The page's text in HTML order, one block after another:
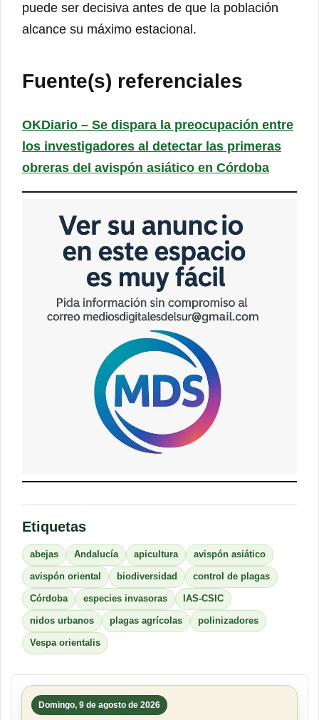
puede ser decisiva antes de que la población
alcance su máximo estacional.
Fuente(s) referenciales
OKDiario – Se dispara la preocupación entre
los investigadores al detectar las primeras
obreras del avispón asiático en Córdoba
Etiquetas
abejas Andalucía apicultura avispón asiático
avispón oriental biodiversidad control de plagas
Córdoba especies invasoras IAS-CSIC
nidos urbanos plagas agrícolas polinizadores
Vespa orientalis
Domingo, 9 de agosto de 2026